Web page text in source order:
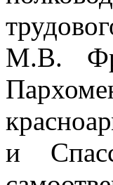
М.В.
и